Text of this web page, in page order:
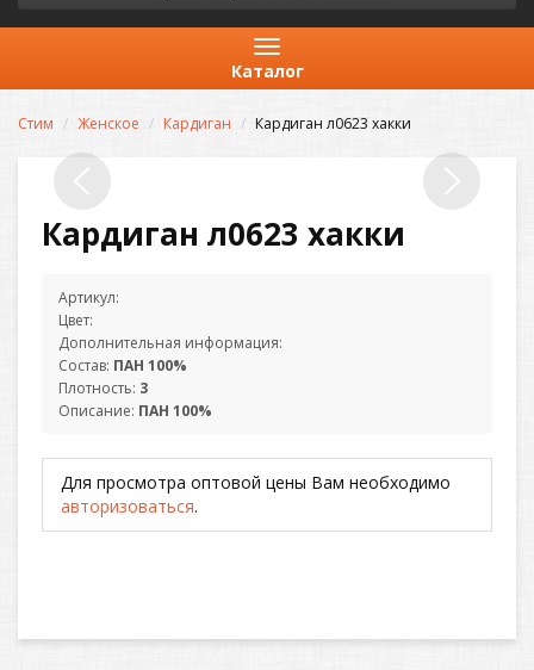
Каталог
Стим Женское Кардиган Кардиган л0623 хакки
Кардиган л0623 хакки
Артикул:
Цвет:
Дополнительная информация:
Состав: ПАН 100%
Плотность: 3
Описание: ПАН 100%
Для просмотра оптовой цены Вам необходимо
авторизоваться.